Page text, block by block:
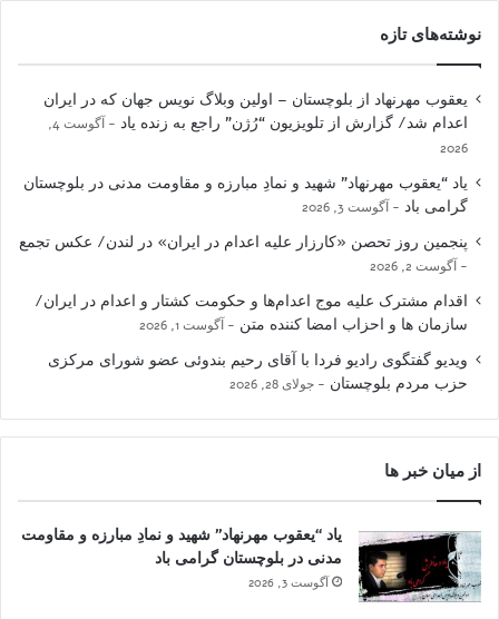
نوشته‌های تازه
یعقوب مهرنهاد از بلوچستان – اولین وبلاگ نویس جهان که در ایران
اعدام شد/ گزارش از تلویزیون “رُژن” راجع به زنده یاد
آگوست 4,
2026
یاد “یعقوب مهرنهاد” شهید و نمادِ مبارزه و مقاومت مدنی در بلوچستان
گرامی باد
آگوست 3, 2026
پنجمین روز تحصن «کارزار علیه اعدام در ایران» در لندن/ عکس تجمع
آگوست 2, 2026
اقدام مشترک علیه موج اعدام‌ها و حکومت کشتار و اعدام در ایران/
سازمان ها و احزاب امضا کننده متن
آگوست 1, 2026
ویدیو گفتگوی رادیو فردا با آقای رحیم بندوئی عضو شورای مرکزی
حزب مردم بلوچستان
جولای 28, 2026
از میان خبر ها
یاد “یعقوب مهرنهاد” شهید و نمادِ مبارزه و مقاومت
مدنی در بلوچستان گرامی باد
آگوست 3, 2026